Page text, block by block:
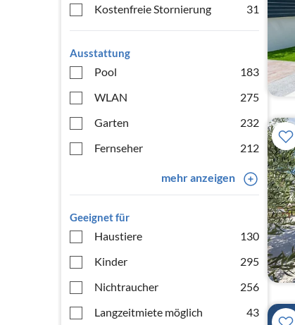
Kostenfreie Stornierung
31
Ausstattung
Pool
183
WLAN
275
Garten
232
Fernseher
212
mehr anzeigen
Geeignet für
Haustiere
130
Kinder
295
Nichtraucher
256
Langzeitmiete möglich
43